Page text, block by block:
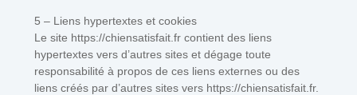
5 – Liens hypertextes et cookies
Le site https://chiensatisfait.fr contient des liens
hypertextes vers d’autres sites et dégage toute
responsabilité à propos de ces liens externes ou des
liens créés par d’autres sites vers https://chiensatisfait.fr.